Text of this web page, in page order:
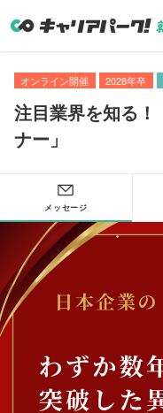
オンライン開催 2028年卒
注目業界を知る！
ナー 」
メッセージ